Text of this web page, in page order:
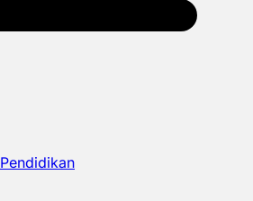
Pendidikan